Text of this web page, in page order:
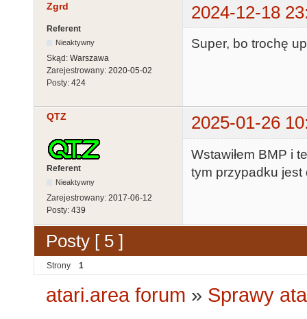
Zgrd 2024-12-18
Referent
Nieaktywny
Skąd: Warszawa
Zarejestrowany: 2020-05-02
Posty: 424
Super, bo trochę
QTZ 2025-01-26
Referent
Nieaktywny
Zarejestrowany: 2017-06-12
Posty: 439
Wstawiłem BMP i
tym przypadku jest
Posty [ 5 ]
Strony 1
atari.area forum » Sprawy